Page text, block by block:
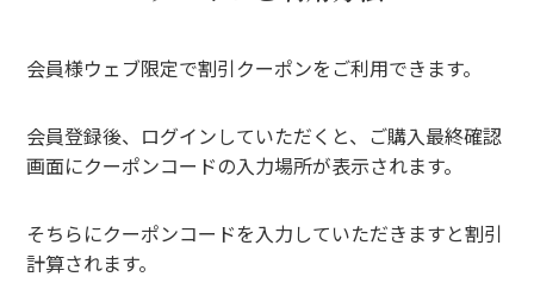
問い合わせ
会員様ウェブ限定で割引クーポンをご利用できます。
会員登録後、ログインしていただくと、ご購入最終確認
画面にクーポンコードの入力場所が表示されます。
そちらにクーポンコードを入力していただきますと割引
計算されます。